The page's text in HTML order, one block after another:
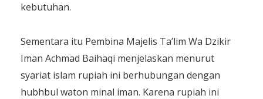
kebutuhan.
Sementara itu Pembina Majelis Ta’lim Wa Dzikir
Iman Achmad Baihaqi menjelaskan menurut
syariat islam rupiah ini berhubungan dengan
hubhbul waton minal iman. Karena rupiah ini